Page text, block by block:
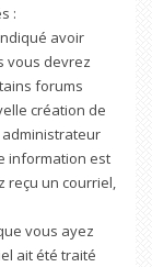
:
avoir
vous devrez
forums
création de
administrateur
information est
reçu un courriel,
vous ayez
ait été traité